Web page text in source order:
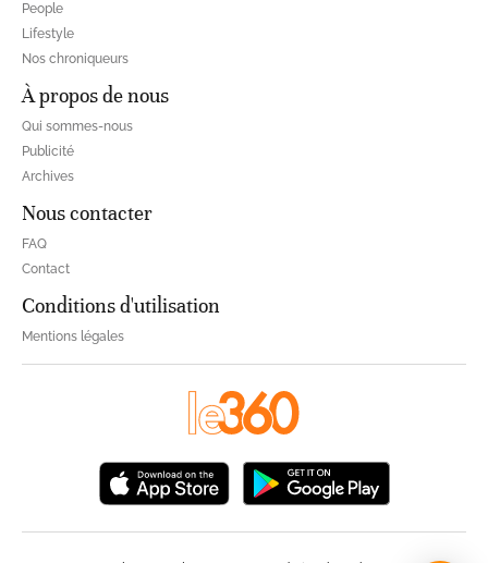
People
Lifestyle
Nos chroniqueurs
À propos de nous
Qui sommes-nous
Publicité
Archives
Nous contacter
FAQ
Contact
Conditions d'utilisation
Mentions légales